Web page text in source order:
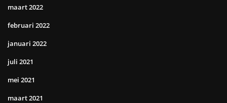
maart 2022
februari 2022
januari 2022
juli 2021
mei 2021
maart 2021